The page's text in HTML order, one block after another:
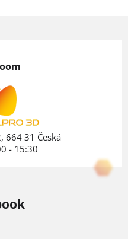
664 31 Česká
- 15:30